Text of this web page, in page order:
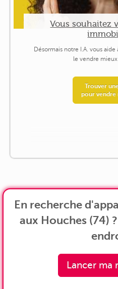
Vous souhaitez
Désormais notre I.A. vous
le vendre
Trouver
pour vendre
En recherche
aux Houches (74)
Lancer ma